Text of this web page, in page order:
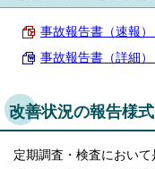
事故報告書（速報
事故報告書（詳細
改善状況の報告様式
定期調査・検査におい